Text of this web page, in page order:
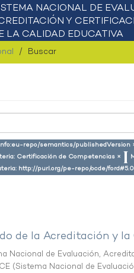
Buscar
repo/semantics/publishedVersion
Certificación de Competencias ×
http://purl.org/pe-repo/ocde/
de la Acreditación y
Nacional de Evaluación,
(Sistema Nacional de